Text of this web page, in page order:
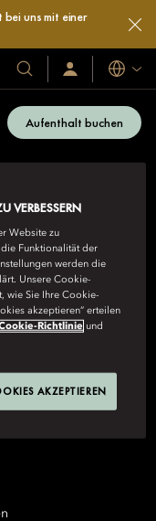
bei uns mit einer
Unsere
Hotels
und
Resorts
Anmelden/Jetzt
beitreten
Sprachen
Aufenthalt buchen
LONDON
W1S 1JP, UK
VERBESSERN
Website zu
die Funktionalität der
werden die
Unsere Cookie-
wie Sie Ihre Cookie-
akzeptieren“ erteilen
Richtlinie und
AKZEPTIEREN